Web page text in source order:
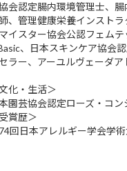
会認定腸内環境管理士、
、管理健康栄養インスト
イスター協会公認フェム
、日本スキンケア協会
ラー、アーユルヴェーダ
化・生活＞
園芸協会認定ローズ・コ
賞歴＞
回日本アレルギー学会学